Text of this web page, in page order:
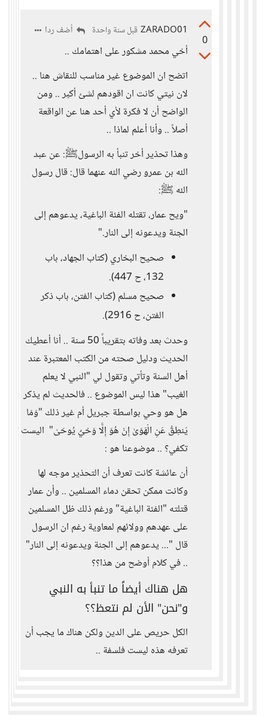
0
ZARADO01 قبل سنة واحدة أضف ردا
أخي محمد مشكور على اهتمامك ..
اتضح ان الموضوع غير مناسب للنقاش هنا ..
لان نيتي كانت ان اقودهم لشئ أكبر .. ومن
الواضح أن لا فكرة لأي أحد هنا عن الواقعة
أصلاً .. وأنا أعلم لماذا ..
وهذا تحذير أخر تنبأ به الرسولﷺ: عن عبد
الله بن عمرو رضي الله عنهما قال: قال رسول
الله ﷺ:
"ويح عمار، تقتله الفئة الباغية، يدعوهم إلى
الجنة ويدعونه إلى النار."
صحيح البخاري (كتاب الجهاد، باب
132، ح 447).
صحيح مسلم (كتاب الفتن، باب ذكر
الفتن، ح 2916).
وحدث بعد وفاته بتقريباً 50 سنة .. أنا أعطيك
الحديث ودليل صحته من الكتب المعتبرة عند
أهل السنة وتأتي وتقول لي "النبي لا يعلم
الغيب" هذا ليس الموضوع .. فالحديث لم يذكر
هل هو وحي بواسطة جبريل أم غير ذلك "وَمَا
يَنطِقُ عَنِ الْهَوَىٰ إِنْ هُوَ إِلَّا وَحْيٌ يُوحَىٰ" اليست
تكفي؟ .. موضوعنا هو :
أن عائشة كانت تعرف أن التحذير موجه لها
وكانت ممكن تحقن دماء المسلمين .. وأن عمار
قتلته "الفئة الباغية" ورغم ذلك ظل المسلمين
على عهدهم وولائهم لمعاوية رغم ان الرسول
قال "... يدعوهم إلى الجنة ويدعونه إلى النار"
.. في كلام أوضح من هذا؟؟
هل هناك أيضاً ما تنبأ به النبي
و"نحن" الأن لم نتعظ؟؟
الكل حريص على الدين ولكن هناك ما يجب أن
تعرفه هذه ليست فلسفة ..